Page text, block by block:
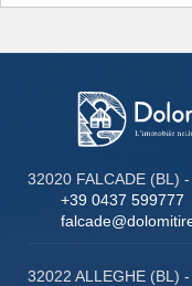
32020 FALCADE (BL)
+39 0437 599777
32022 ALLEGHE (BL)